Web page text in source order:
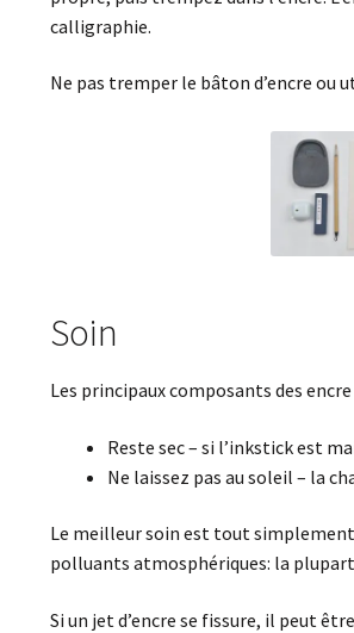
calligraphie.
Ne pas tremper le bâton d’encre ou
Soin
Les principaux composants des
Reste sec – si l’inkstick est
Ne laissez pas au soleil – la
Le meilleur soin est tout simplement
polluants atmosphériques: la plupart
Si un jet d’encre se fissure, il peut